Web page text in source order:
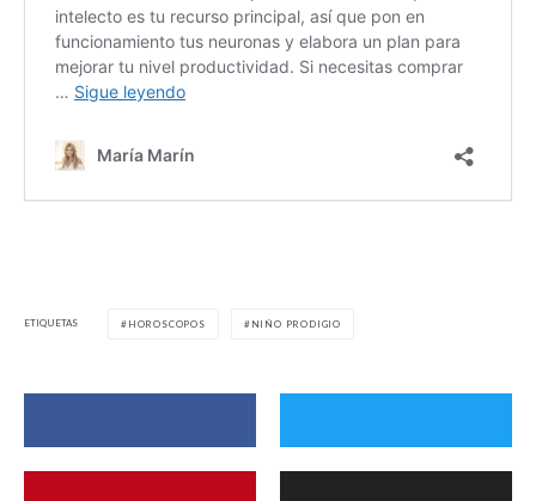
ETIQUETAS HOROSCOPOS NIÑO PRODIGIO